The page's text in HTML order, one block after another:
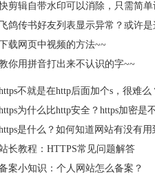
剪辑自带水印可以消除，只需简单
飞鸽传书好友列表显示异常？或许
载网页中视频的方法~~
你用拼音打出来不认识的字~~
不就是在http后面加个s，很难么
为什么比http安全？https加密是
是什么？如何知道网站有没有用
长教程：HTTPS常见问题解答
案小知识：个人网站怎么备案？